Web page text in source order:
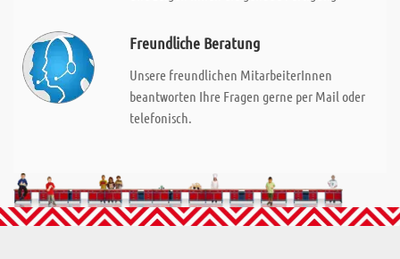
Freundliche Beratung
Unsere freundlichen MitarbeiterInnen
beantworten Ihre Fragen gerne per Mail oder
telefonisch.